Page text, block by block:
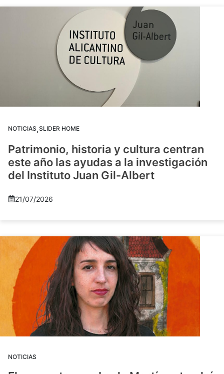
NOTICIAS,SLIDER HOME
Patrimonio, historia y cultura centran
este año las ayudas a la investigación
del Instituto Juan Gil-Albert
21/07/2026
NOTICIAS